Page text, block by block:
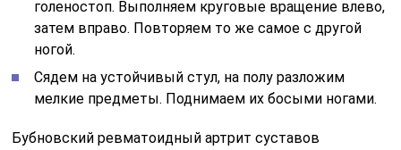
голеностоп. Выполняем круговые вращение влево,
затем вправо. Повторяем то же самое с другой
ногой.
Сядем на устойчивый стул, на полу разложим
мелкие предметы. Поднимаем их босыми ногами.
Бубновский ревматоидный артрит суставов